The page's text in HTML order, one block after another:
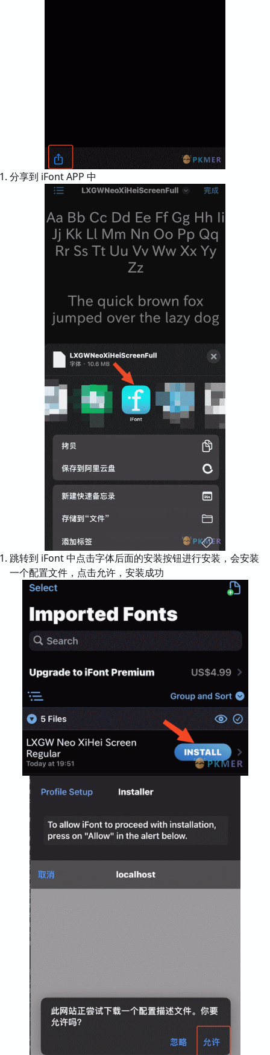
分享到 iFont APP 中
跳转到 iFont 中点击字体后面的安装按钮进行安装，会安装
一个配置文件，点击允许，安装成功